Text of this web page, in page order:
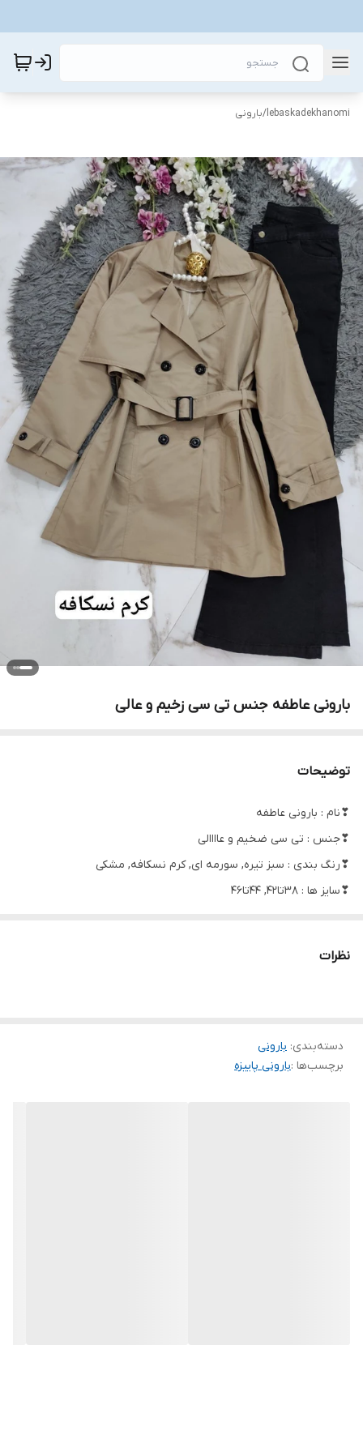
lebaskadekhanomi
/بارونی
بارونی عاطفه جنس تی سی زخیم و عالی
توضیحات
❣نام : بارونی عاطفه
❣جنس : تی سی ضخیم و عاااالی
❣رنگ بندی : سبز تیره, سورمه ای, کرم نسکافه, مشکی
❣سایز ها : 38تا42, 44تا46
✅دورسینه سایز یک 105
🍃🌸دوخت بسیاااار تمیز و مزون دوز🍃🌸
نظرات
دسته‌بندی: بارونی
برچسب‌ها :بارونی پاییزه